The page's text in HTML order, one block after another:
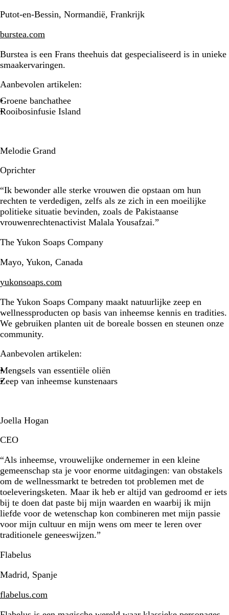
Putot-en-Bessin, Normandië, Frankrijk
burstea.com
Burstea is een Frans theehuis dat gespecialiseerd is in unieke
smaakervaringen.
Aanbevolen artikelen:
Groene banchathee
Rooibosinfusie Island
Melodie Grand
Oprichter
“Ik bewonder alle sterke vrouwen die opstaan om hun
rechten te verdedigen, zelfs als ze zich in een moeilijke
politieke situatie bevinden, zoals de Pakistaanse
vrouwenrechtenactivist Malala Yousafzai.”
The Yukon Soaps Company
Mayo, Yukon, Canada
yukonsoaps.com
The Yukon Soaps Company maakt natuurlijke zeep en
wellnessproducten op basis van inheemse kennis en tradities.
We gebruiken planten uit de boreale bossen en steunen onze
community.
Aanbevolen artikelen:
Mengsels van essentiële oliën
Zeep van inheemse kunstenaars
Joella Hogan
CEO
“Als inheemse, vrouwelijke ondernemer in een kleine
gemeenschap sta je voor enorme uitdagingen: van obstakels
om de wellnessmarkt te betreden tot problemen met de
toeleveringsketen. Maar ik heb er altijd van gedroomd er iets
bij te doen dat paste bij mijn waarden en waarbij ik mijn
liefde voor de wetenschap kon combineren met mijn passie
voor mijn cultuur en mijn wens om meer te leren over
traditionele geneeswijzen.”
Flabelus
Madrid, Spanje
flabelus.com